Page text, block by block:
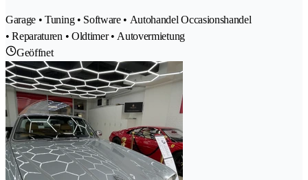
Garage • Tuning • Software • Autohandel Occasionshandel
• Reparaturen • Oldtimer • Autovermietung
Geöffnet